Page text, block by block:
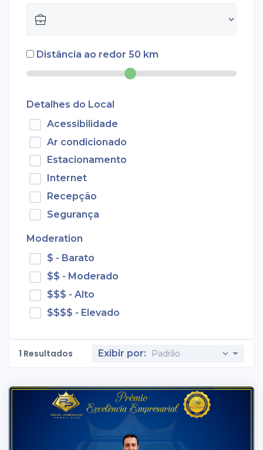
Distância ao redor 50 km
Detalhes do Local
Acessibilidade
Ar condicionado
Estacionamento
Internet
Recepção
Segurança
Moderation
$ - Barato
$$ - Moderado
$$$ - Alto
$$$$ - Elevado
1 Resultados Exibir por: